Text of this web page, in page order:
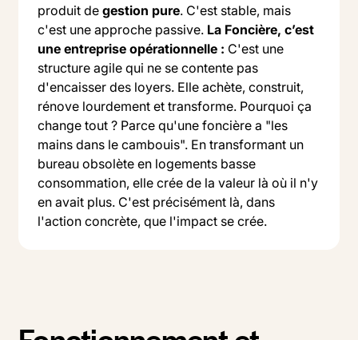
produit de gestion pure. C'est stable, mais
c'est une approche passive. La Foncière, c’est
une entreprise opérationnelle : C'est une
structure agile qui ne se contente pas
d'encaisser des loyers. Elle achète, construit,
rénove lourdement et transforme. Pourquoi ça
change tout ? Parce qu'une foncière a "les
mains dans le cambouis". En transformant un
bureau obsolète en logements basse
consommation, elle crée de la valeur là où il n'y
en avait plus. C'est précisément là, dans
l'action concrète, que l'impact se crée.